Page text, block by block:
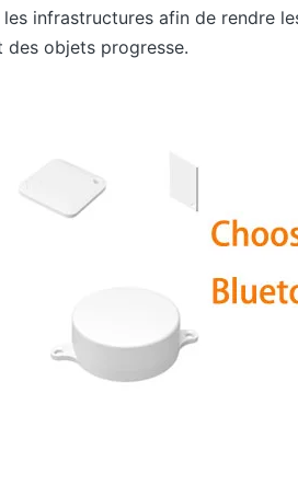
infrastructures afin de rendre
des objets progresse.